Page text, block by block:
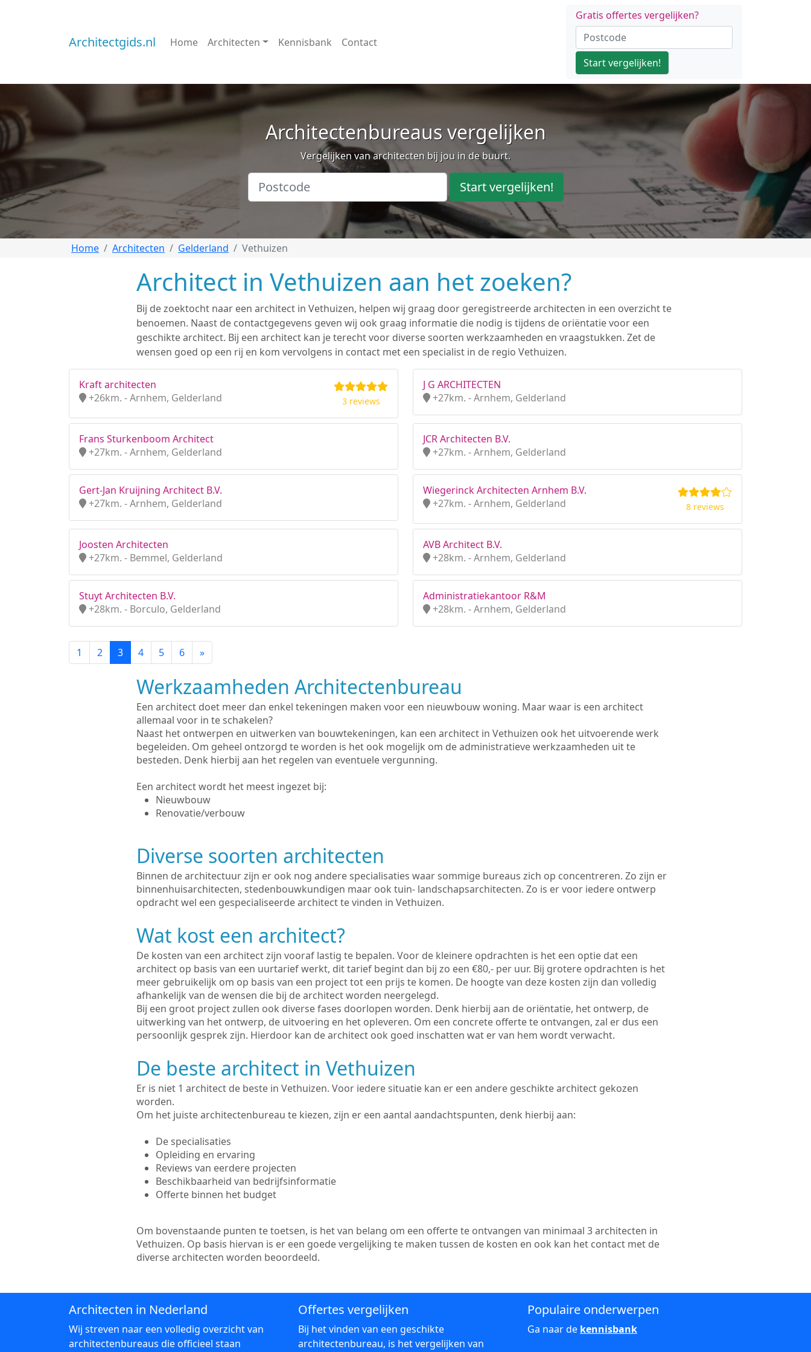
Architectgids.nl Home Architecten Kennisbank Contact
Gratis offertes vergelijken?
Start vergelijken!
Architectenbureaus vergelijken
Vergelijken van architecten bij jou in de buurt.
Start vergelijken!
Home Architecten Gelderland Vethuizen
Architect in Vethuizen aan het zoeken?
Bij de zoektocht naar een architect in Vethuizen, helpen wij graag door geregistreerde architecten in een overzicht te
benoemen. Naast de contactgegevens geven wij ook graag informatie die nodig is tijdens de oriëntatie voor een
geschikte architect. Bij een architect kan je terecht voor diverse soorten werkzaamheden en vraagstukken. Zet de
wensen goed op een rij en kom vervolgens in contact met een specialist in de regio Vethuizen.
Kraft architecten
+26km. - Arnhem, Gelderland
3 reviews
J G ARCHITECTEN
+27km. - Arnhem, Gelderland
Frans Sturkenboom Architect
+27km. - Arnhem, Gelderland
JCR Architecten B.V.
+27km. - Arnhem, Gelderland
Gert-Jan Kruijning Architect B.V.
+27km. - Arnhem, Gelderland
Wiegerinck Architecten Arnhem B.V.
+27km. - Arnhem, Gelderland
8 reviews
Joosten Architecten
+27km. - Bemmel, Gelderland
AVB Architect B.V.
+28km. - Arnhem, Gelderland
Stuyt Architecten B.V.
+28km. - Borculo, Gelderland
Administratiekantoor R&M
+28km. - Arnhem, Gelderland
1 2 3 4 5 6 »
Werkzaamheden Architectenbureau
Een architect doet meer dan enkel tekeningen maken voor een nieuwbouw woning. Maar waar is een architect
allemaal voor in te schakelen?
Naast het ontwerpen en uitwerken van bouwtekeningen, kan een architect in Vethuizen ook het uitvoerende werk
begeleiden. Om geheel ontzorgd te worden is het ook mogelijk om de administratieve werkzaamheden uit te
besteden. Denk hierbij aan het regelen van eventuele vergunning.
Een architect wordt het meest ingezet bij:
Nieuwbouw
Renovatie/verbouw
Diverse soorten architecten
Binnen de architectuur zijn er ook nog andere specialisaties waar sommige bureaus zich op concentreren. Zo zijn er
binnenhuisarchitecten, stedenbouwkundigen maar ook tuin- landschapsarchitecten. Zo is er voor iedere ontwerp
opdracht wel een gespecialiseerde architect te vinden in Vethuizen.
Wat kost een architect?
De kosten van een architect zijn vooraf lastig te bepalen. Voor de kleinere opdrachten is het een optie dat een
architect op basis van een uurtarief werkt, dit tarief begint dan bij zo een €80,- per uur. Bij grotere opdrachten is het
meer gebruikelijk om op basis van een project tot een prijs te komen. De hoogte van deze kosten zijn dan volledig
afhankelijk van de wensen die bij de architect worden neergelegd.
Bij een groot project zullen ook diverse fases doorlopen worden. Denk hierbij aan de oriëntatie, het ontwerp, de
uitwerking van het ontwerp, de uitvoering en het opleveren. Om een concrete offerte te ontvangen, zal er dus een
persoonlijk gesprek zijn. Hierdoor kan de architect ook goed inschatten wat er van hem wordt verwacht.
De beste architect in Vethuizen
Er is niet 1 architect de beste in Vethuizen. Voor iedere situatie kan er een andere geschikte architect gekozen
worden.
Om het juiste architectenbureau te kiezen, zijn er een aantal aandachtspunten, denk hierbij aan:
De specialisaties
Opleiding en ervaring
Reviews van eerdere projecten
Beschikbaarheid van bedrijfsinformatie
Offerte binnen het budget
Om bovenstaande punten te toetsen, is het van belang om een offerte te ontvangen van minimaal 3 architecten in
Vethuizen. Op basis hiervan is er een goede vergelijking te maken tussen de kosten en ook kan het contact met de
diverse architecten worden beoordeeld.
Architecten in Nederland
Wij streven naar een volledig overzicht van
architectenbureaus die officieel staan
Offertes vergelijken
Bij het vinden van een geschikte
architectenbureau, is het vergelijken van
Populaire onderwerpen
Ga naar de kennisbank